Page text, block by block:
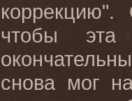
чтобы
снова мог